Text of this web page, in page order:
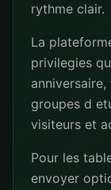
rythme clair.
La
privilegies
groupes d
visiteurs et
Pour les
envoyer